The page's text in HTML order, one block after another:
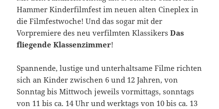
Hammer Kinderfilmfest im neuen alten Cineplex in
die Filmfestwoche! Und das sogar mit der
Vorpremiere des neu verfilmten KlassikersDas
fliegende Klassenzimmer!
Spannende, lustige und unterhaltsame Filme richten
sich an Kinder zwischen 6 und 12 Jahren, von
Sonntag bis Mittwoch jeweils vormittags, sonntags
von 11 bis ca. 14 Uhr und werktags von 10 bis ca. 13